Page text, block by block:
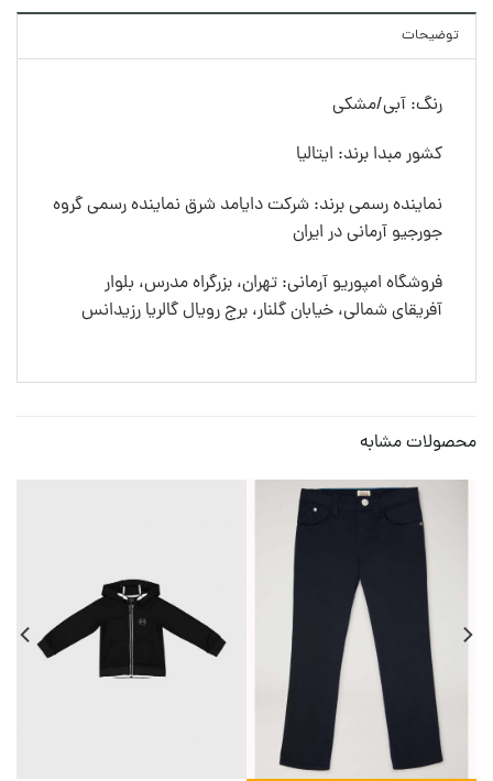
توضیحات
رنگ: آبی/مشکی
کشور مبدا برند: ایتالیا
نماینده رسمی برند: شرکت دایامد شرق نماینده رسمی گروه
جورجیو آرمانی در ایران
فروشگاه امپوریو آرمانی: تهران، بزرگراه مدرس، بلوار
آفریقای شمالی، خیابان گلنار، برج رویال گالریا رزیدانس
محصولات مشابه